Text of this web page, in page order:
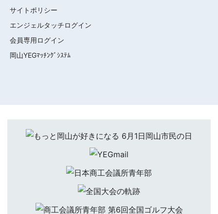
サイトポリシー
エンジェルタッチログイン
会員専用ログイン
岡山YEGﾏｯﾁﾝｸﾞｼｽﾃﾑ